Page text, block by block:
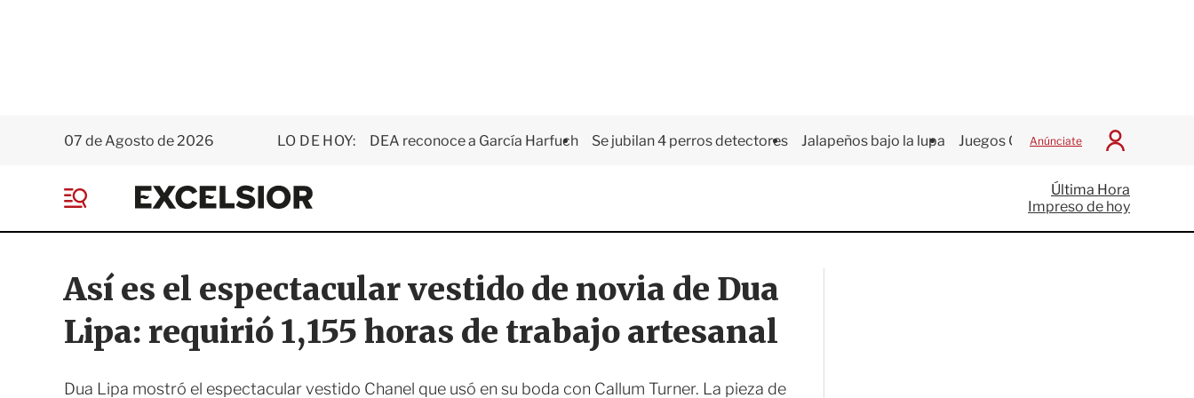
07 de Agosto de 2026 LO DE HOY: DEA reconoce a García Harfuch Se jubilan 4 perros detectores Jalapeños bajo la lupa Juegos Centroamericanos
Anúnciate
I
c
i
a
E
x
e
i
o
r
e
Última Hora
Impreso de hoy
Así es el espectacular vestido de novia de Dua
Lipa: requirió 1,155 horas de trabajo artesanal
Dua Lipa mostró el espectacular vestido Chanel que usó en su boda con Callum Turner. La pieza de